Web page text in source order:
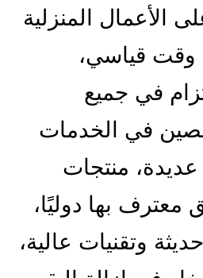
الأعمال المنزلية
وقت قياسي،
في جميع
في الخدمات
عديدة، منتجات
بها دوليًا،
وتقنيات عالية،